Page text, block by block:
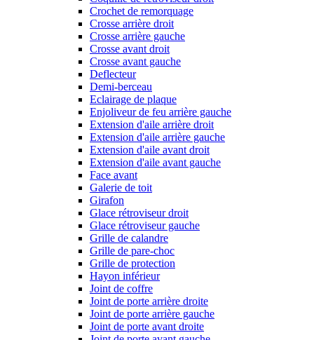
Crochet de remorquage
Crosse arrière droit
Crosse arrière gauche
Crosse avant droit
Crosse avant gauche
Deflecteur
Demi-berceau
Eclairage de plaque
Enjoliveur de feu arrière gauche
Extension d'aile arrière droit
Extension d'aile arrière gauche
Extension d'aile avant droit
Extension d'aile avant gauche
Face avant
Galerie de toit
Girafon
Glace rétroviseur droit
Glace rétroviseur gauche
Grille de calandre
Grille de pare-choc
Grille de protection
Hayon inférieur
Joint de coffre
Joint de porte arrière droite
Joint de porte arrière gauche
Joint de porte avant droite